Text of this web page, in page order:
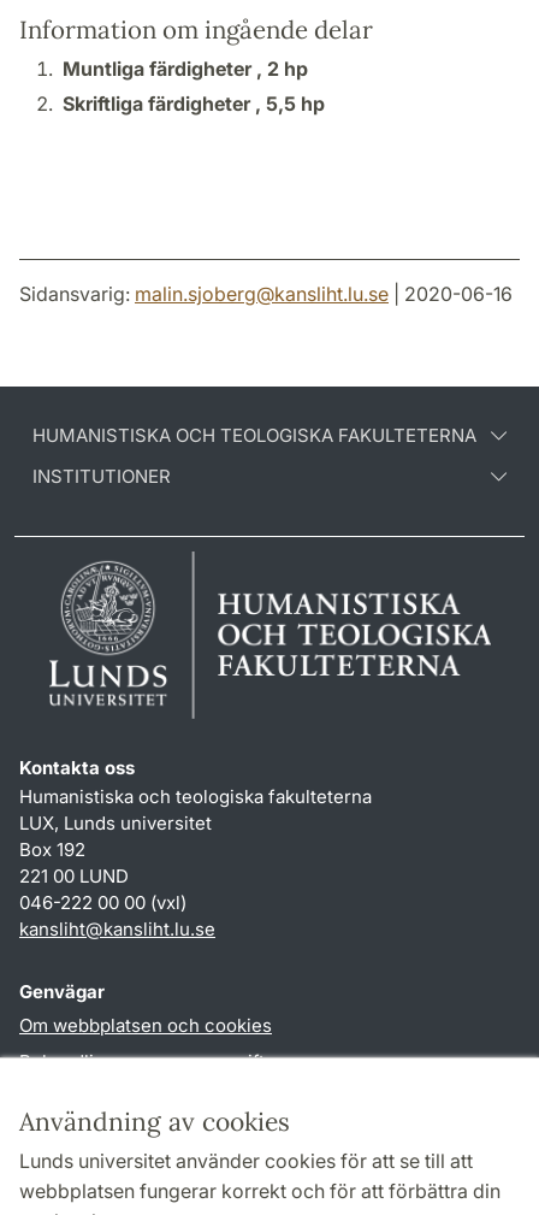
Användning av cookies
Lunds universitet använder cookies för att se till att
webbplatsen fungerar korrekt och för att förbättra din
Information om ingående delar
Muntliga färdigheter , 2 hp
Skriftliga färdigheter , 5,5 hp
Sidansvarig: malin.sjoberg@kansliht.lu.se | 2020-06-16
HUMANISTISKA OCH TEOLOGISKA FAKULTETERNA
INSTITUTIONER
Kontakta oss
Humanistiska och teologiska fakulteterna
LUX, Lunds universitet
Box 192
221 00 LUND
046-222 00 00 (vxl)
kansliht@kansliht.lu.se
Genvägar
Om webbplatsen och cookies
Behandling av personuppgifter
TYPO3-login
Följ oss i sociala medier